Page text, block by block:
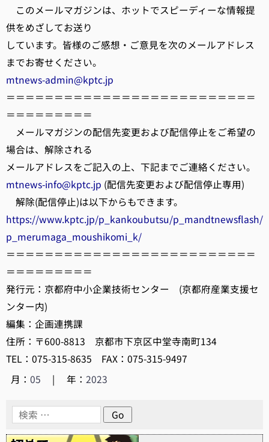
このメールマガジンは、ホットでスピーディーな情報提
供をめざしてお送り
しています。皆様のご感想・ご意見を次のメールアドレス
までお寄せください。
mtnews-admin@kptc.jp
＝＝＝＝＝＝＝＝＝＝＝＝＝＝＝＝＝＝＝＝＝＝＝＝＝＝
＝＝＝＝＝＝＝＝＝
メールマガジンの配信先変更および配信停止をご希望の
場合は、解除される
メールアドレスをご記入の上、下記までご連絡ください。
mtnews-info@kptc.jp (配信先変更および配信停止専用)
解除(配信停止)は以下からもできます。
https://www.kptc.jp/p_kankoubutsu/p_mandtnewsflash/
p_merumaga_moushikomi_k/
＝＝＝＝＝＝＝＝＝＝＝＝＝＝＝＝＝＝＝＝＝＝＝＝＝＝
＝＝＝＝＝＝＝＝＝
発行元：京都府中小企業技術センター (京都府産業支援セ
ンター内)
編集：企画連携課
住所：〒600-8813 京都市下京区中堂寺南町134
TEL：075-315-8635 FAX：075-315-9497
月： 05 | 年：2023